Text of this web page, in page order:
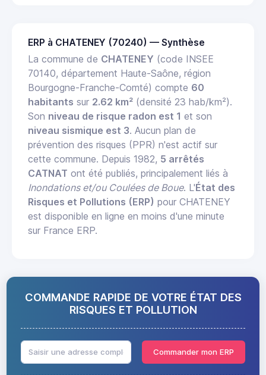
ERP à CHATENEY (70240) — Synthèse
La commune de CHATENEY (code INSEE
70140, département Haute-Saône, région
Bourgogne-Franche-Comté) compte 60
habitants sur 2.62 km² (densité 23 hab/km²).
Son niveau de risque radon est 1 et son
niveau sismique est 3. Aucun plan de
prévention des risques (PPR) n'est actif sur
cette commune. Depuis 1982, 5 arrêtés
CATNAT ont été publiés, principalement liés à
Inondations et/ou Coulées de Boue. L'État des
Risques et Pollutions (ERP) pour CHATENEY
est disponible en ligne en moins d'une minute
sur France ERP.
COMMANDE RAPIDE DE VOTRE ÉTAT DES
RISQUES ET POLLUTION
Commander mon ERP